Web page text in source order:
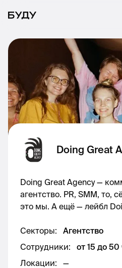
Doing Great
Doing Great Agency —
агентство. PR, SMM, то,
это мы. А ещё — лейбл
Секторы:
Агентство
Сотрудники:
от 15 до 50
Локации: —